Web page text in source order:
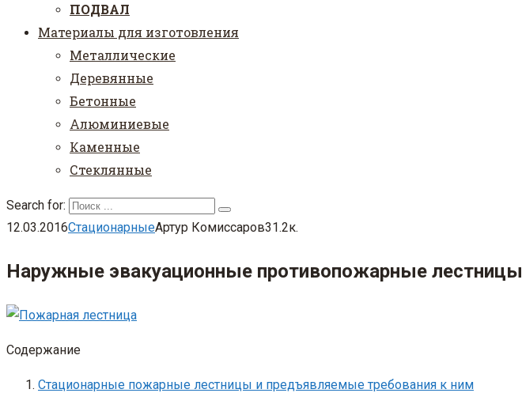
ПОДВАЛ
Материалы для изготовления
Металлические
Деревянные
Бетонные
Алюминиевые
Каменные
Стеклянные
Search for:
12.03.2016СтационарныеАртур Комиссаров31.2к.
Наружные эвакуационные противопожарные лестницы
Содержание
Стационарные пожарные лестницы и предъявляемые требования к ним